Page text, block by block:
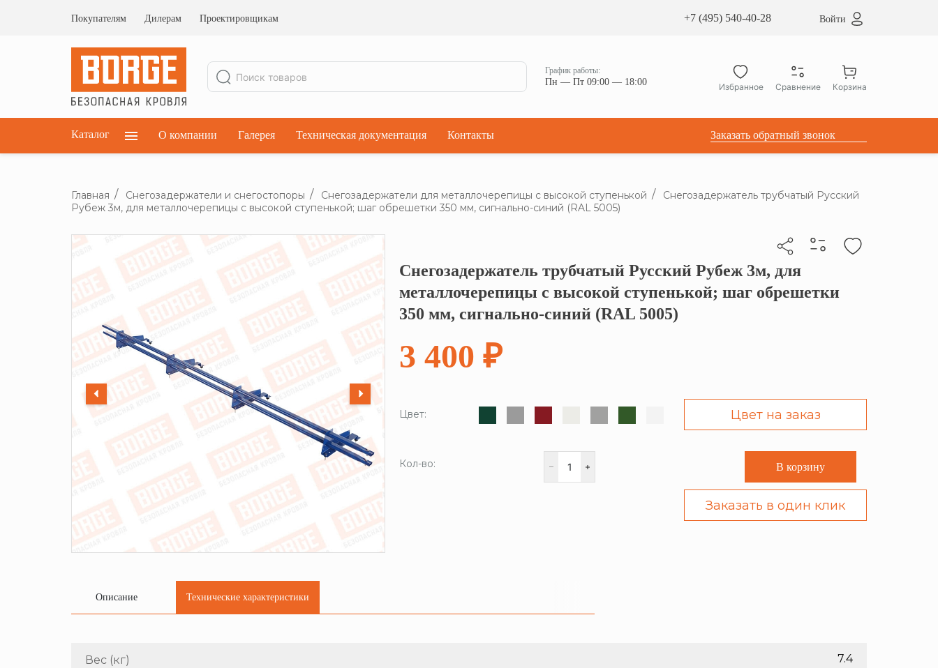
Покупателям Дилерам Проектировщикам +7 (495) 540-40-28 Войти
График работы:
Пн — Пт 09:00 — 18:00 Избранное Сравнение Корзина
Каталог
Ограждения парапетные
Чердачные лестницы ATICCO
О компании Галерея Техническая документация Контакты Заказать обратный звонок
Главная Снегозадержатели и снегостопоры Снегозадержатели для металлочерепицы с высокой ступенькой
Снегозадержатель трубчатый Русский
Рубеж 3м, для металлочерепицы с высокой ступенькой; шаг обрешетки 350 мм, сигнально-синий (RAL 5005)
Кликните, чтобы скопировать прямую ссылку
Снегозадержатель трубчатый Русский Рубеж 3м, для
металлочерепицы с высокой ступенькой; шаг обрешетки
350 мм, сигнально-синий (RAL 5005)
3 400 ₽
Цвет: Цвет на заказ
Кол-во: В корзину
Заказать в один клик
Описание Технические характеристики
Вес (кг) 7.4